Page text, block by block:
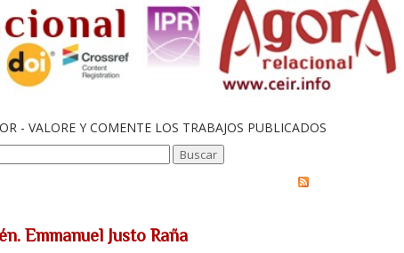
- VALORE Y COMENTE LOS TRABAJOS PUBLICADOS
Emmanuel Justo Raña